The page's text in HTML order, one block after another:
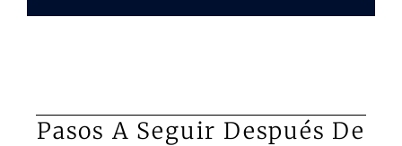
Pasos A Seguir Después De